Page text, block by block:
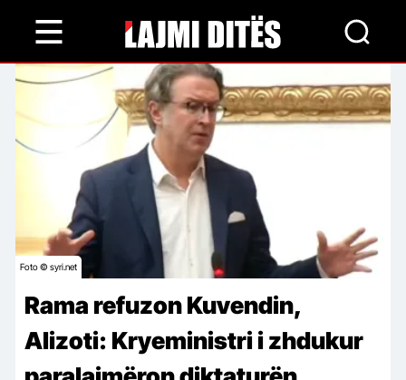
content
Foto © syri.net
Rama refuzon Kuvendin,
Alizoti: Kryeministri i zhdukur